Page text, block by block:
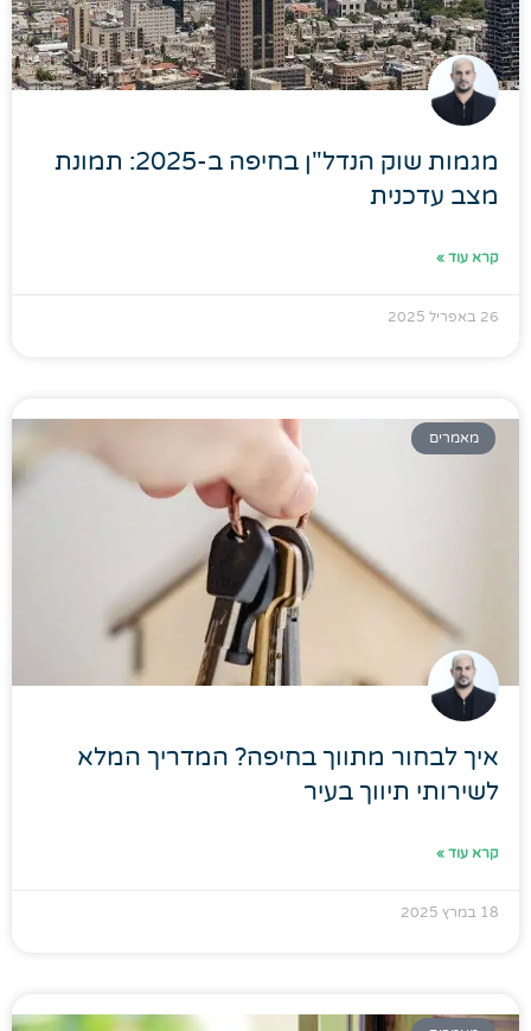
מגמות שוק הנדל"ן בחיפה ב-2025: תמונת
מצב עדכנית
קרא עוד »
26 באפריל 2025
מאמרים
איך לבחור מתווך בחיפה? המדריך המלא
לשירותי תיווך בעיר
קרא עוד »
18 במרץ 2025